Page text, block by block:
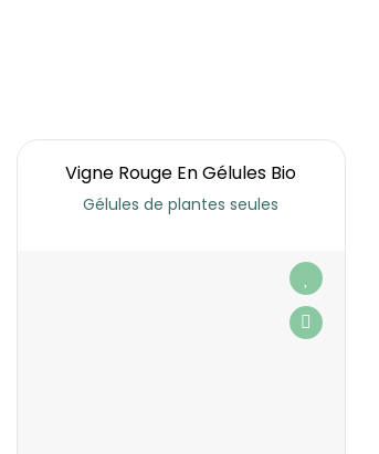
Vigne Rouge En Gélules Bio
Gélules de plantes seules